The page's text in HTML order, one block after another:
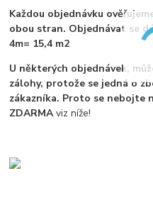
Každou objednávku
obou stran. Objednávat se
4m= 15,4 m2
U některých objednávek,
zálohy, protože se jedná o
zákazníka. Proto se nebojte
ZDARMAviz níže!